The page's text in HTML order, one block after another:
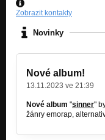
Zobrazit kontakty
Novinky
Nové album!
13.11.2023 ve 21:39
Nové album "sinner"
žánry emorap,